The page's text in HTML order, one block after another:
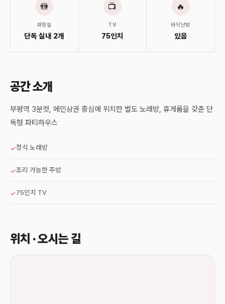
🚻
화장실
단독 실내 2개
📺
TV
75인치
🔥
바닥난방
있음
공간 소개
부평역 3분컷, 메인상권 중심에 위치한 별도 노래방, 휴게룸을 갖춘 단
독형 파티하우스
✓정식 노래방
✓조리 가능한 주방
✓75인치 TV
위치 · 오시는 길